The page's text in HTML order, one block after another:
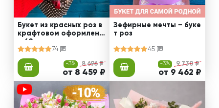
Букет из красных роз в
крафтовом оформлени
и 60 см
74
-3% 8 696 ₽
от 8 459 ₽
Зефирные мечты – буке
т роз
45
-3% 9 730 ₽
от 9 462 ₽